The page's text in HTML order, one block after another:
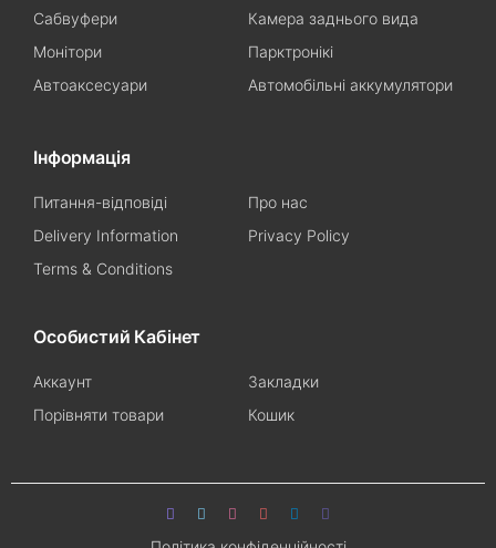
Сабвуфери
Камера заднього вида
Монітори
Парктронікі
Автоаксесуари
Автомобільні аккумулятори
Інформація
Питання-відповіді
Про нас
Delivery Information
Privacy Policy
Terms & Conditions
Особистий Кабінет
Аккаунт
Закладки
Порівняти товари
Кошик